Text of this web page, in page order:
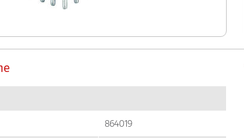
864019